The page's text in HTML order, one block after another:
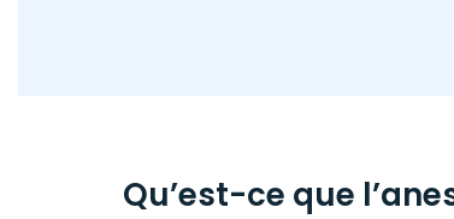
Qu’est-ce que